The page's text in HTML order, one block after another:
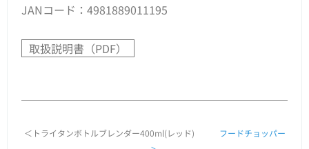
JANコード：4981889011195
取扱説明書（PDF）
＜トライタンボトルブレンダー400ml(レッド)
フードチョッパー